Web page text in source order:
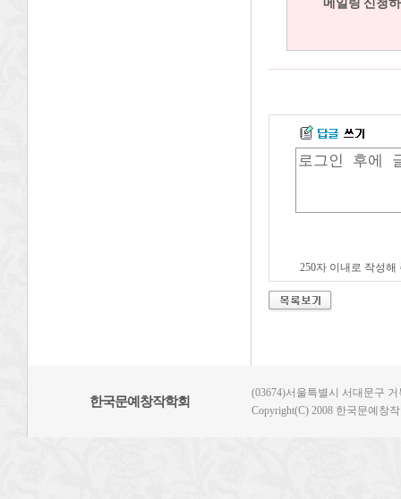
250자 이내로 작성해
한국문예창작학회
(03674)서울특별시 서대문구
Copyright(C) 2008 한국문예창